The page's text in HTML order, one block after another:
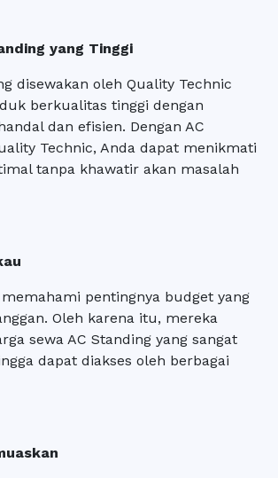
yang Tinggi
disewakan oleh Quality Technic
berkualitas tinggi dengan
dan efisien. Dengan AC
Technic, Anda dapat menikmati
tanpa khawatir akan masalah
pentingnya budget yang
Oleh karena itu, mereka
sewa AC Standing yang sangat
dapat diakses oleh berbagai